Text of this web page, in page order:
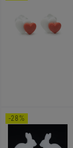
-28%